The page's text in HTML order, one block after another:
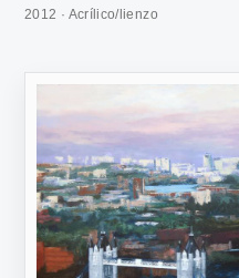
2012 · Acrílico/lienzo